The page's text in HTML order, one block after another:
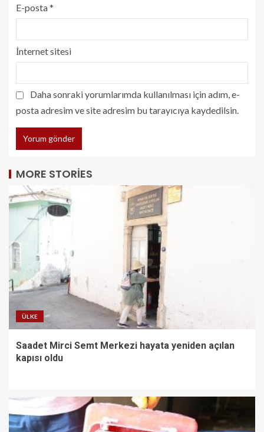
E-posta*
İnternet sitesi
Daha sonraki yorumlarımda kullanılması için adım, e-
posta adresim ve site adresim bu tarayıcıya kaydedilsin.
MORE STORIES
ÜLKE
Saadet Mirci Semt Merkezi hayata yeniden açılan
kapısı oldu